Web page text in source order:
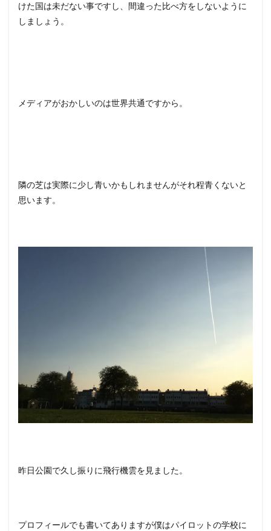
けた国は未だない事ですし、間違った比べ方をしないように
しましょう。
メディアがおかしいのは世界共通ですから。
隣の芝は実際に少し青いかもしれませんがそれ程青くないと
思います。
昨日公園で久し振りに飛行機雲を見ました。
プロフィールでも書いてありますが僕はパイロットの学校に